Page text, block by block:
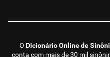
O Dicionário Online de
conta com mais de 30 mil